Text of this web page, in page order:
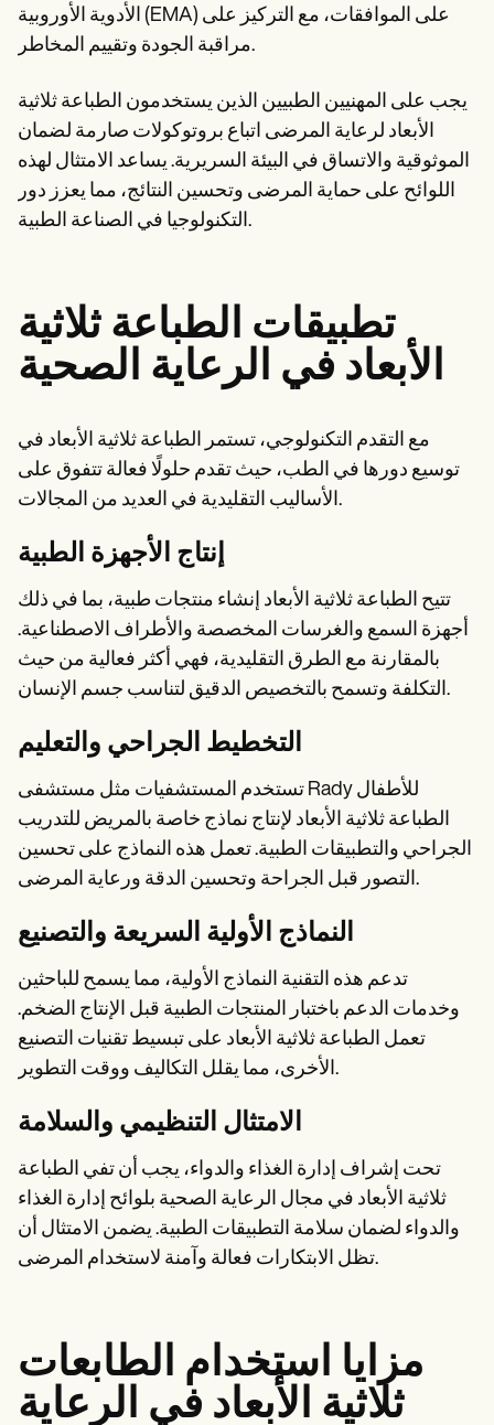
الأدوية الأوروبية (EMA) على الموافقات، مع التركيز على
مراقبة الجودة وتقييم المخاطر.
يجب على المهنيين الطبيين الذين يستخدمون الطباعة ثلاثية
الأبعاد لرعاية المرضى اتباع بروتوكولات صارمة لضمان
الموثوقية والاتساق في البيئة السريرية. يساعد الامتثال لهذه
اللوائح على حماية المرضى وتحسين النتائج، مما يعزز دور
التكنولوجيا في الصناعة الطبية.
تطبيقات الطباعة ثلاثية
الأبعاد في الرعاية الصحية
مع التقدم التكنولوجي، تستمر الطباعة ثلاثية الأبعاد في
توسيع دورها في الطب، حيث تقدم حلولًا فعالة تتفوق على
الأساليب التقليدية في العديد من المجالات.
إنتاج الأجهزة الطبية
تتيح الطباعة ثلاثية الأبعاد إنشاء منتجات طبية، بما في ذلك
أجهزة السمع والغرسات المخصصة والأطراف الاصطناعية.
بالمقارنة مع الطرق التقليدية، فهي أكثر فعالية من حيث
التكلفة وتسمح بالتخصيص الدقيق لتناسب جسم الإنسان.
التخطيط الجراحي والتعليم
تستخدم المستشفيات مثل مستشفى Rady للأطفال
الطباعة ثلاثية الأبعاد لإنتاج نماذج خاصة بالمريض للتدريب
الجراحي والتطبيقات الطبية. تعمل هذه النماذج على تحسين
التصور قبل الجراحة وتحسين الدقة ورعاية المرضى.
النماذج الأولية السريعة والتصنيع
تدعم هذه التقنية النماذج الأولية، مما يسمح للباحثين
وخدمات الدعم باختبار المنتجات الطبية قبل الإنتاج الضخم.
تعمل الطباعة ثلاثية الأبعاد على تبسيط تقنيات التصنيع
الأخرى، مما يقلل التكاليف ووقت التطوير.
الامتثال التنظيمي والسلامة
تحت إشراف إدارة الغذاء والدواء، يجب أن تفي الطباعة
ثلاثية الأبعاد في مجال الرعاية الصحية بلوائح إدارة الغذاء
والدواء لضمان سلامة التطبيقات الطبية. يضمن الامتثال أن
تظل الابتكارات فعالة وآمنة لاستخدام المرضى.
مزايا استخدام الطابعات
ثلاثية الأبعاد في الرعاية